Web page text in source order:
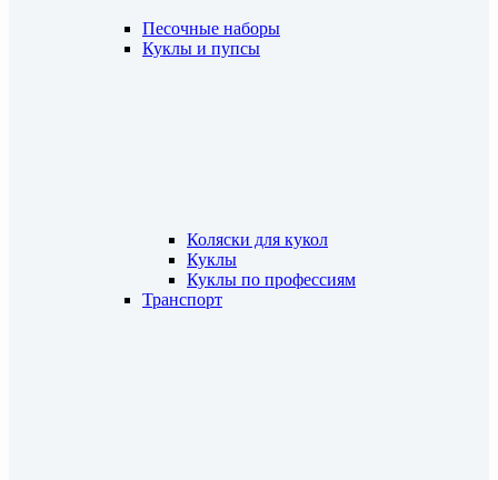
Песочные наборы
Куклы и пупсы
Коляски для кукол
Куклы
Куклы по профессиям
Транспорт